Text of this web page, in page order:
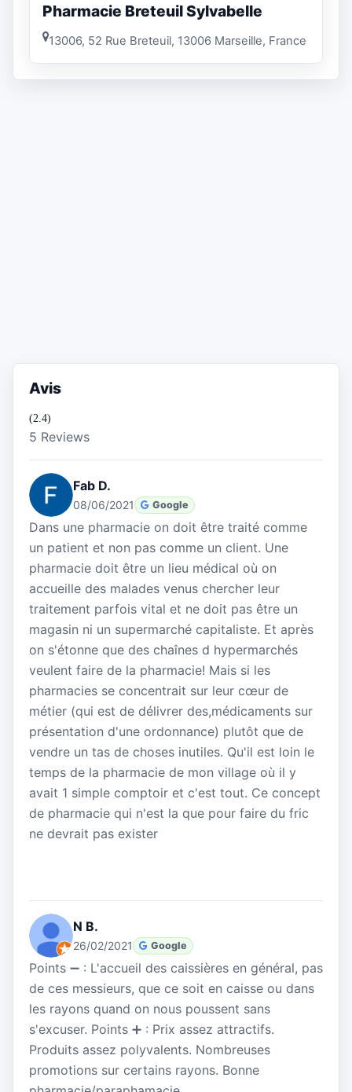
Pharmacie Breteuil Sylvabelle
13006, 52 Rue Breteuil, 13006 Marseille, France
Avis
(2.4)
5 Reviews
Fab D.
08/06/2021 Google
Dans une pharmacie on doit être traité comme
un patient et non pas comme un client. Une
pharmacie doit être un lieu médical où on
accueille des malades venus chercher leur
traitement parfois vital et ne doit pas être un
magasin ni un supermarché capitaliste. Et après
on s'étonne que des chaînes d hypermarchés
veulent faire de la pharmacie! Mais si les
pharmacies se concentrait sur leur cœur de
métier (qui est de délivrer des,médicaments sur
présentation d'une ordonnance) plutôt que de
vendre un tas de choses inutiles. Qu'il est loin le
temps de la pharmacie de mon village où il y
avait 1 simple comptoir et c'est tout. Ce concept
de pharmacie qui n'est la que pour faire du fric
ne devrait pas exister
N B.
26/02/2021 Google
Points ➖ : L'accueil des caissières en général, pas
de ces messieurs, que ce soit en caisse ou dans
les rayons quand on nous poussent sans
s'excuser. Points ➕ : Prix assez attractifs.
Produits assez polyvalents. Nombreuses
promotions sur certains rayons. Bonne